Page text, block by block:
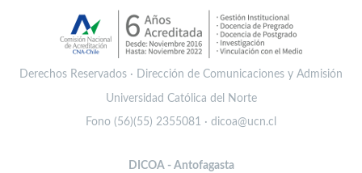
Derechos Reservados · Dirección de Comunicaciones y Admisión
Universidad Católica del Norte
Fono (56)(55) 2355081 · dicoa@ucn.cl
DICOA - Antofagasta